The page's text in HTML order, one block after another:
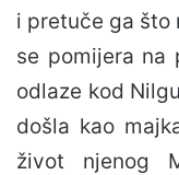
i pretuče ga što
se pomijera na
odlaze kod
došla kao
život njenog